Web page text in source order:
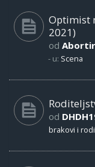
Optimist
2021)
od
- u: Scena
od
brakovi i